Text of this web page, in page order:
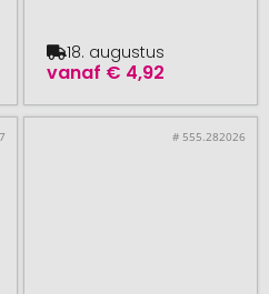
vanaf € 4,92
18. augustus
# 555.282026